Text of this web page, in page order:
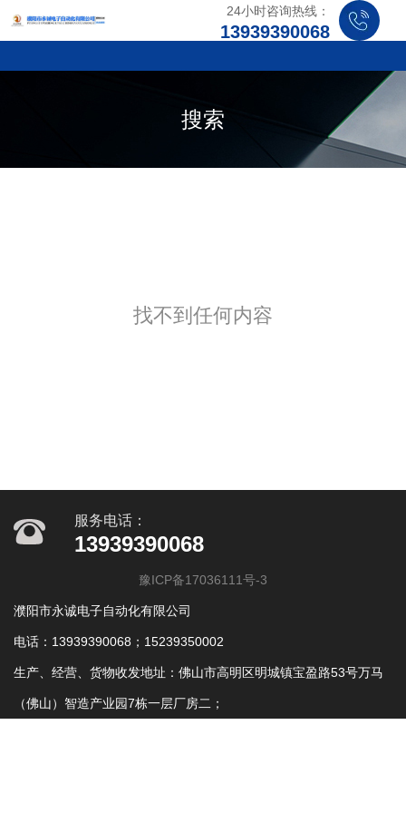
24小时咨询热线：
13939390068
搜索
找不到任何内容
服务电话：
13939390068
豫ICP备17036111号-3
濮阳市永诚电子自动化有限公司
电话：13939390068；15239350002
生产、经营、货物收发地址：佛山市高明区明城镇宝盈路53号万马
（佛山）智造产业园7栋一层厂房二；